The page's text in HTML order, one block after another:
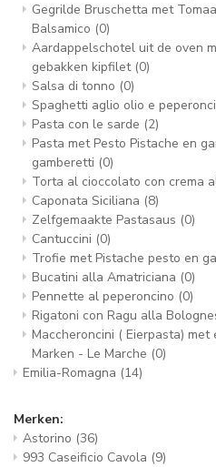
Gegrilde Bruschetta met
Balsamico (0)
Aardappelschotel uit de oven
gebakken kipfilet (0)
Salsa di tonno (0)
Spaghetti aglio olio e
Pasta con le sarde (2)
Pasta met Pesto Pistache en
gamberetti (0)
Torta al cioccolato con crema
Caponata Siciliana (8)
Zelfgemaakte Pastasaus (0)
Cantuccini (0)
Trofie met Pistache pesto en
Bucatini alla Amatriciana (0)
Pennette al peperoncino (0)
Rigatoni con Ragu alla
Maccheroncini ( Eierpasta)
Marken - Le Marche (0)
Emilia-Romagna (14)
Merken:
Astorino (36)
993 Caseificio Cavola (9)